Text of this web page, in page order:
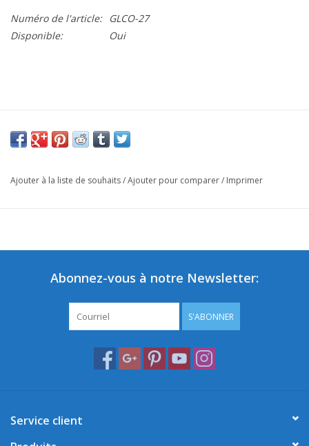
Numéro de l'article:
GLCO-27
Disponible:
Oui
Ajouter à la liste de souhaits/Ajouter pour comparer/ Imprimer
Abonnez-vous à notre Newsletter:
S'ABONNER
Service client